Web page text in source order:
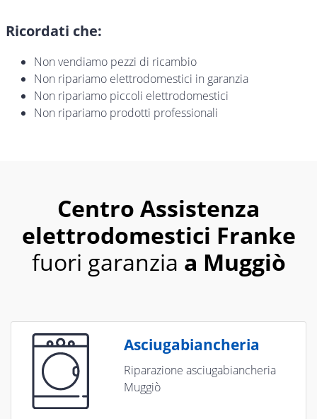
Ricordati che:
Non vendiamo pezzi di ricambio
Non ripariamo elettrodomestici in garanzia
Non ripariamo piccoli elettrodomestici
Non ripariamo prodotti professionali
Centro Assistenza
elettrodomestici Franke
fuori garanzia a Muggiò
Asciugabiancheria
Riparazione asciugabiancheria
Muggiò